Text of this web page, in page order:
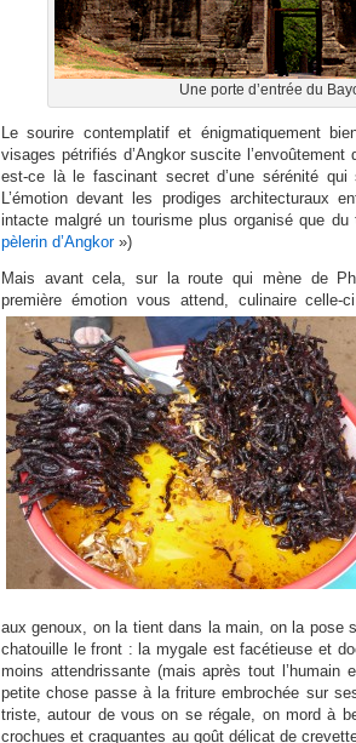
Une porte d’entrée du
Le sourire contemplatif et énigmatiquement
visages pétrifiés d’Angkor suscite l’envoûtement
est-ce là le fascinant secret d’une sérénité
L’émotion devant les prodiges architecturaux
intacte malgré un tourisme plus organisé que
pèlerin d’Angkor »)
Mais avant cela, sur la route qui mène de
première émotion vous attend, culinaire celle-
aux genoux, on la tient dans la main, on la pose
chatouille le front : la mygale est facétieuse et
moins attendrissante (mais après tout l’humain
petite chose passe à la friture embrochée sur
triste, autour de vous on se régale, on mord à
crochues et craquantes au goût délicat de